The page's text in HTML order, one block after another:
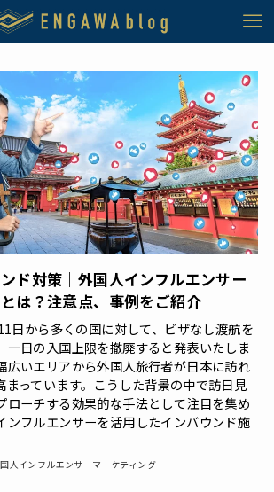
ド対策｜外国人インフルエンサー
は？注意点、事例をご紹介
日から多くの国に対して、ビザなし渡航を
一日の入国上限を撤廃すると発表いたしま
広いエリアから外国人旅行者が日本に訪れ
まっています。こうした背景の中で訪日見
ローチする効果的な手法として注目を集め
ンフルエンサーを活用したインバウンド施
人インフルエンサーマーケティング